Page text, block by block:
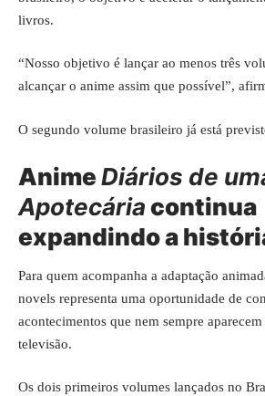
livros.
“Nosso objetivo é lançar ao menos três
alcançar o anime assim que possível”,
O segundo volume brasileiro já está
AnimeDiários de
Apotecáriacontinua
expandindo a
Para quem acompanha a adaptação
novels representa uma oportunidade de
acontecimentos que nem sempre
televisão.
Os dois primeiros volumes lançados no